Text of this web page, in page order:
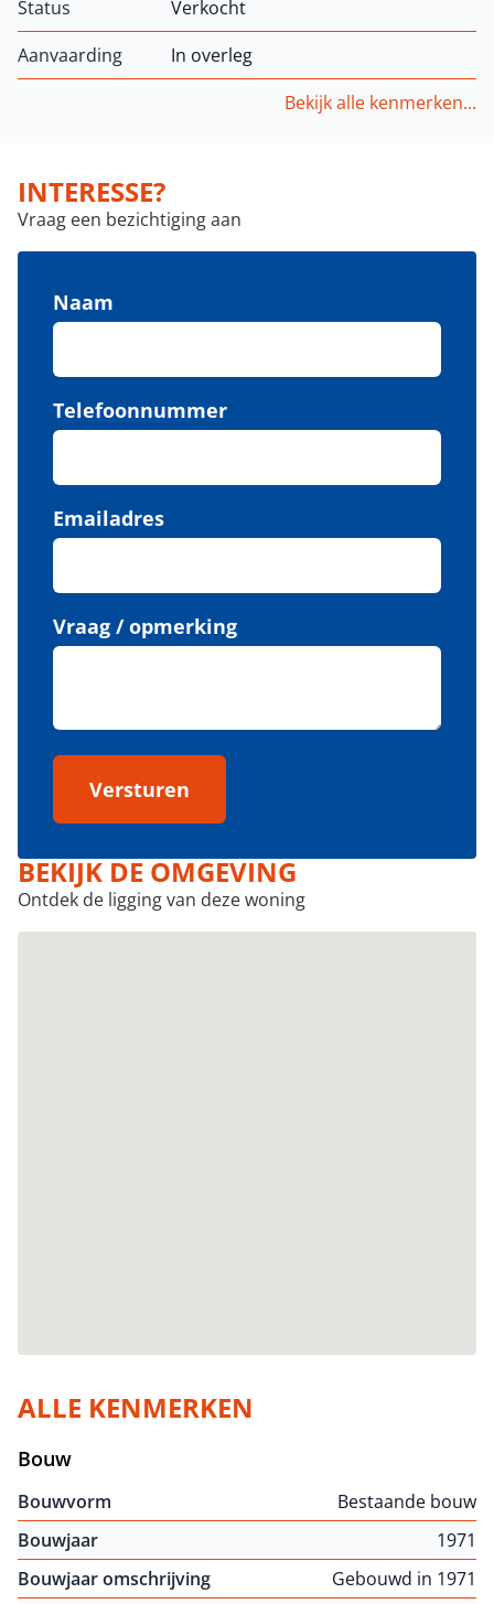
Status
Verkocht
Aanvaarding
In overleg
Bekijk alle kenmerken...
INTERESSE?
Vraag een bezichtiging aan
Naam
Telefoonnummer
Emailadres
Vraag / opmerking
Versturen
BEKIJK DE OMGEVING
Ontdek de ligging van deze woning
ALLE KENMERKEN
Bouw
Bouwvorm
Bestaande bouw
Bouwjaar
1971
Bouwjaar omschrijving
Gebouwd in 1971